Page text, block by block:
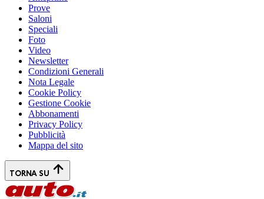
Prove
Saloni
Speciali
Foto
Video
Newsletter
Condizioni Generali
Nota Legale
Cookie Policy
Gestione Cookie
Abbonamenti
Privacy Policy
Pubblicità
Mappa del sito
TORNA SU